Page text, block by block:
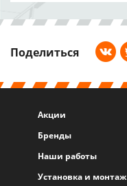
Поделиться
Акции
Бренды
Наши работы
Установка и монтаж